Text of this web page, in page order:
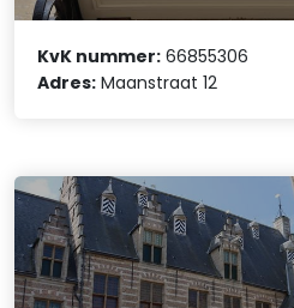
KvK nummer: 66855306
Adres: Maanstraat 12